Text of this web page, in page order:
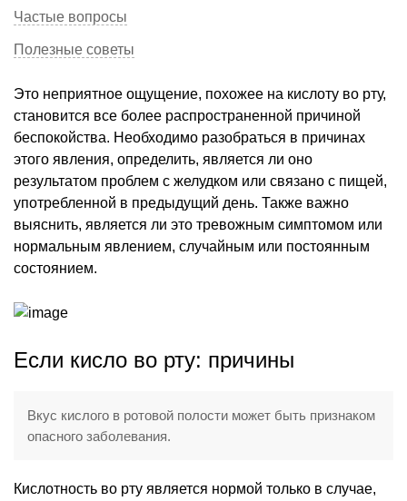
Частые вопросы
Полезные советы
Это неприятное ощущение, похожее на кислоту во рту,
становится все более распространенной причиной
беспокойства. Необходимо разобраться в причинах
этого явления, определить, является ли оно
результатом проблем с желудком или связано с пищей,
употребленной в предыдущий день. Также важно
выяснить, является ли это тревожным симптомом или
нормальным явлением, случайным или постоянным
состоянием.
Если кисло во рту: причины
Вкус кислого в ротовой полости может быть признаком
опасного заболевания.
Кислотность во рту является нормой только в случае,